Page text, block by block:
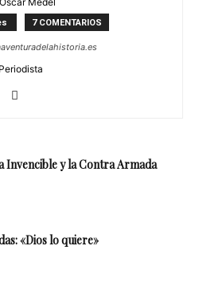
7 COMENTARIOS
Periodista
Invencible y la Contra Armada
«Dios lo quiere»